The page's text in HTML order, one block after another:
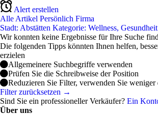
Alert erstellen
Alle Artikel Persönlich Firma
Stadt: Abstätten Kategorie: Wellness, Gesundheit
Wir konnten keine Ergebnisse für Ihre Suche
Die folgenden Tipps könnten Ihnen helfen,
erzielen
Allgemeinere Suchbegriffe verwenden
Prüfen Sie die Schreibweise der Position
Reduzieren Sie Filter, verwenden Sie weniger
Filter zurücksetzen →
Sind Sie ein professioneller Verkäufer? Ein
Über uns